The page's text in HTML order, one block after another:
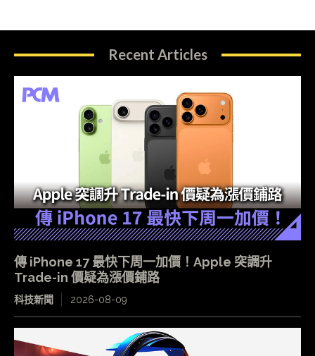
Recent Articles
傳 iPhone 17 最快下周一加價！Apple 突調升
Trade-in 價疑為漲價鋪路
科技新聞 2026-08-09